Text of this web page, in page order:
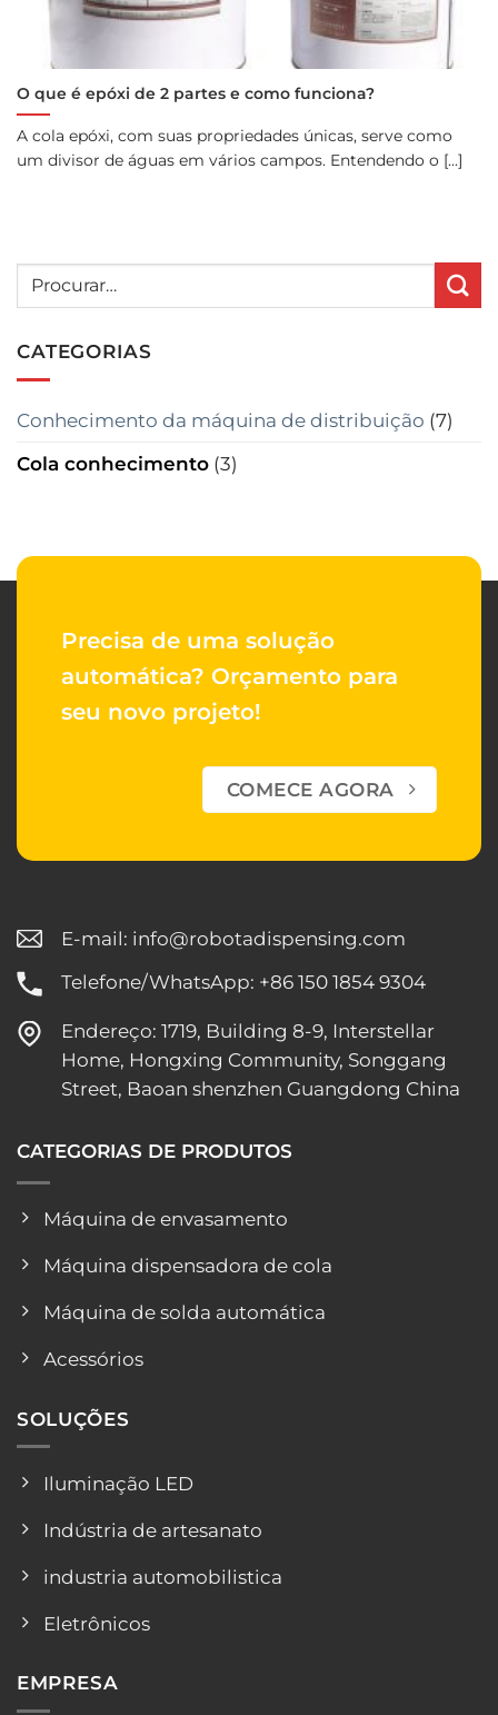
O que é epóxi de 2 partes e como funciona?
A cola epóxi, com suas propriedades únicas, serve como
um divisor de águas em vários campos. Entendendo o [...]
CATEGORIAS
Conhecimento da máquina de distribuição (7)
Cola conhecimento (3)
Precisa de uma solução
automática? Orçamento para
seu novo projeto!
COMECE AGORA
E-mail: info@robotadispensing.com
Telefone/WhatsApp: +86 150 1854 9304
Endereço: 1719, Building 8-9, Interstellar
Home, Hongxing Community, Songgang
Street, Baoan shenzhen Guangdong China
CATEGORIAS DE PRODUTOS
Máquina de envasamento
Máquina dispensadora de cola
Máquina de solda automática
Acessórios
SOLUÇÕES
Iluminação LED
Indústria de artesanato
industria automobilistica
Eletrônicos
EMPRESA